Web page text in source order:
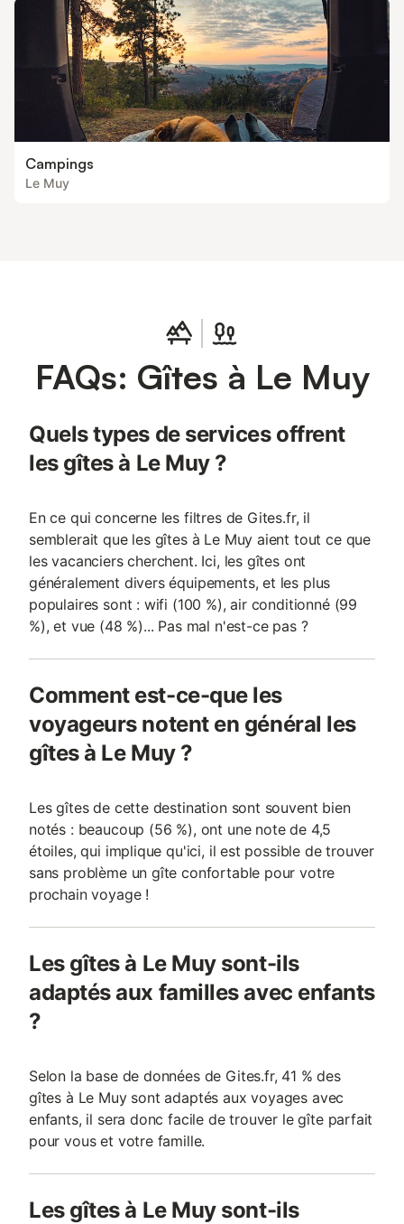
Campings
Le Muy
FAQs: Gîtes à Le Muy
Quels types de services offrent
les gîtes à Le Muy ?
En ce qui concerne les filtres de Gites.fr, il
semblerait que les gîtes à Le Muy aient tout ce que
les vacanciers cherchent. Ici, les gîtes ont
généralement divers équipements, et les plus
populaires sont : wifi (100 %), air conditionné (99
%), et vue (48 %)... Pas mal n'est-ce pas ?
Comment est-ce-que les
voyageurs notent en général les
gîtes à Le Muy ?
Les gîtes de cette destination sont souvent bien
notés : beaucoup (56 %), ont une note de 4,5
étoiles, qui implique qu'ici, il est possible de trouver
sans problème un gîte confortable pour votre
prochain voyage !
Les gîtes à Le Muy sont-ils
adaptés aux familles avec enfants
?
Selon la base de données de Gites.fr, 41 % des
gîtes à Le Muy sont adaptés aux voyages avec
enfants, il sera donc facile de trouver le gîte parfait
pour vous et votre famille.
Les gîtes à Le Muy sont-ils